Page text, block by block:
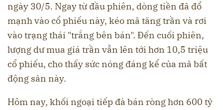
ngày 30/5. Ngay từ đầu phiên, dòng tiền đã đổ
mạnh vào cổ phiếu này, kéo mã tăng trần và rơi
vào trạng thái "trắng bên bán". Đến cuối phiên,
lượng dư mua giá trần vẫn lên tới hơn 10,5 triệu
cổ phiếu, cho thấy sức nóng đáng kể của mã bất
động sản này.
Hôm nay, khối ngoại tiếp đà bán ròng hơn 600 tỷ